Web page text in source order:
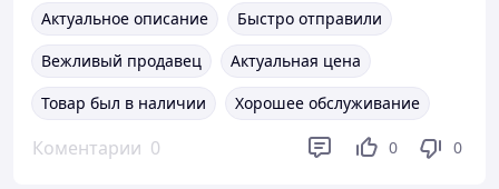
Актуальное описание
Быстро отправили
Вежливый продавец
Актуальная цена
Товар был в наличии
Хорошее обслуживание
Коментарии 0 0 0